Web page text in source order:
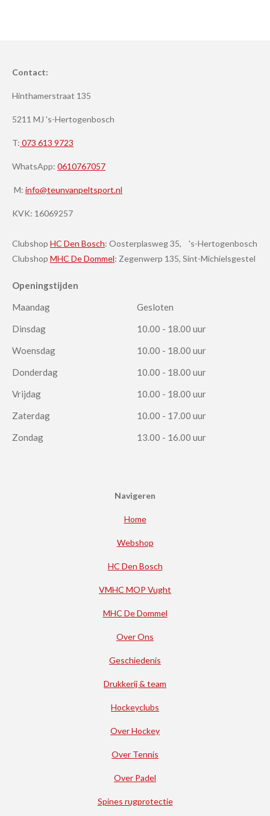
Contact:
Hinthamerstraat 135
5211 MJ 's-Hertogenbosch
T: 073 613 9723
WhatsApp: 0610767057
M: info@teunvanpeltsport.nl
KVK: 16069257
Clubshop HC Den Bosch: Oosterplasweg 35, 's-Hertogenbosch
Clubshop MHC De Dommel: Zegenwerp 135, Sint-Michielsgestel
Openingstijden
Maandag
Gesloten
Dinsdag
10.00 - 18.00 uur
Woensdag
10.00 - 18.00 uur
Donderdag
10.00 - 18.00 uur
Vrijdag
10.00 - 18.00 uur
Zaterdag
10.00 - 17.00 uur
Zondag
13.00 - 16.00 uur
Navigeren
Home
Webshop
HC Den Bosch
VMHC MOP Vught
MHC De Dommel
Over Ons
Geschiedenis
Drukkerij & team
Hockeyclubs
Over Hockey
Over Tennis
Over Padel
Spines rugprotectie